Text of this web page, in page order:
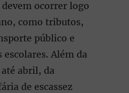
ocorrer logo
como tributos,
público e
escolares. Além da
abril, da
de escassez